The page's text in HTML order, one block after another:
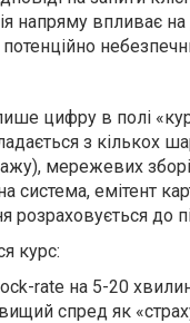
напряму впливає
цифру в полі
з кількох
мережевих
система, емітент
розраховується до
курс:
rate на 5-20
спред як